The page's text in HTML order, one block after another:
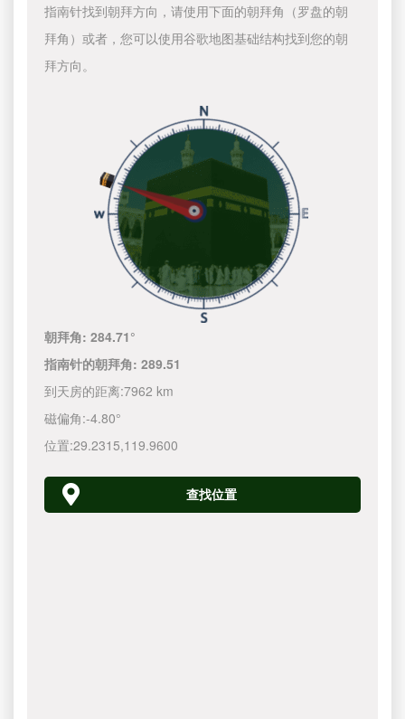
指南针找到朝拜方向，请使用下面的朝拜角（罗盘的朝
拜角）或者，您可以使用谷歌地图基础结构找到您的朝
拜方向。
朝拜角:284.71°
指南针的朝拜角:289.51
到天房的距离:7962 km
磁偏角:-4.80°
位置:29.2315,119.9600
查找位置